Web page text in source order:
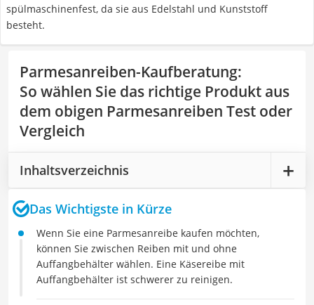
spülmaschinenfest, da sie aus Edelstahl und Kunststoff
besteht.
Parmesanreiben-Kaufberatung:
So wählen Sie das richtige Produkt aus
dem obigen Parmesanreiben Test oder
Vergleich
Inhaltsverzeichnis
Das Wichtigste in Kürze
Wenn Sie eine Parmesanreibe kaufen möchten,
können Sie zwischen Reiben mit und ohne
Auffangbehälter wählen. Eine Käsereibe mit
Auffangbehälter ist schwerer zu reinigen.